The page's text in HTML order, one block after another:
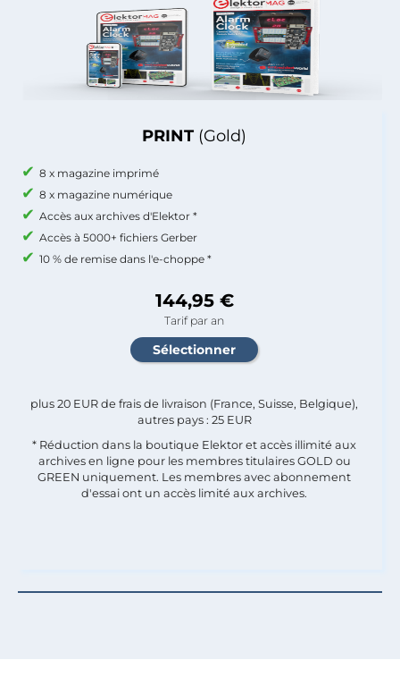
PRINT (Gold)
8 x magazine imprimé
8 x magazine numérique
Accès aux archives d'Elektor *
Accès à 5000+ fichiers Gerber
10 % de remise dans l'e-choppe *
144,95 €
Tarif par an
plus 20 EUR de frais de livraison (France, Suisse, Belgique),
autres pays : 25 EUR
* Réduction dans la boutique Elektor et accès illimité aux
archives en ligne pour les membres titulaires GOLD ou
GREEN uniquement. Les membres avec abonnement
d'essai ont un accès limité aux archives.